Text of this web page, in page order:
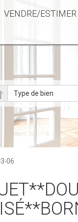
VENDRE/ESTIMER
Type de bien
06